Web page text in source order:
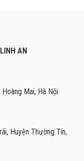
AN
Mai, Hà Nội
Huyện Thường Tín,